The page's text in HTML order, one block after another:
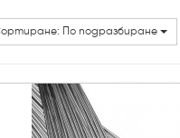
По подразбиране